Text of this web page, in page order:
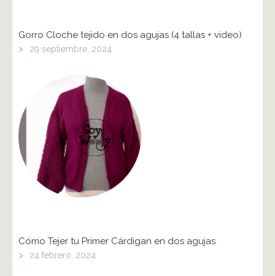
Gorro Cloche tejido en dos agujas (4 tallas + video)
> 29 septiembre, 2024
Cómo Tejer tu Primer Cárdigan en dos agujas
> 24 febrero, 2024